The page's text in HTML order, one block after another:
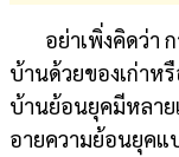
อย่าเพิ่งคิดว่า
บ้านด้วยของเก่าห
บ้านย้อนยุคมีหลาย
อายความย้อนยุคแ
เงิน
การ
ศึกษา